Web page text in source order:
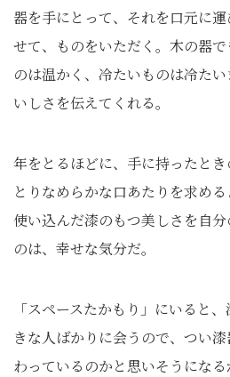
器を手にとって、それを口元に
せて、ものをいただく。木の器
のは温かく、冷たいものは冷た
いしさを伝えてくれる。
年をとるほどに、手に持ったと
とりなめらかな口あたりを求める
使い込んだ漆のもつ美しさを自
のは、幸せな気分だ。
「スペースたかもり」にいると
きな人ばかりに会うので、つい
わっているのかと思いそうにな